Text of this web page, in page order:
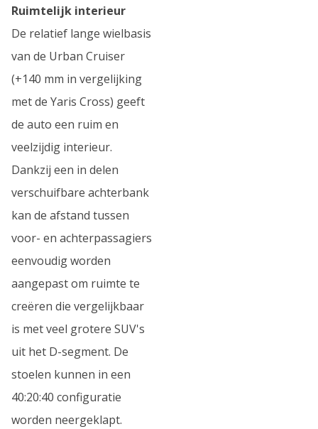
Ruimtelijk interieur
De relatief lange wielbasis
van de Urban Cruiser
(+140 mm in vergelijking
met de Yaris Cross) geeft
de auto een ruim en
veelzijdig interieur.
Dankzij een in delen
verschuifbare achterbank
kan de afstand tussen
voor- en achterpassagiers
eenvoudig worden
aangepast om ruimte te
creëren die vergelijkbaar
is met veel grotere SUV's
uit het D-segment. De
stoelen kunnen in een
40:20:40 configuratie
worden neergeklapt.